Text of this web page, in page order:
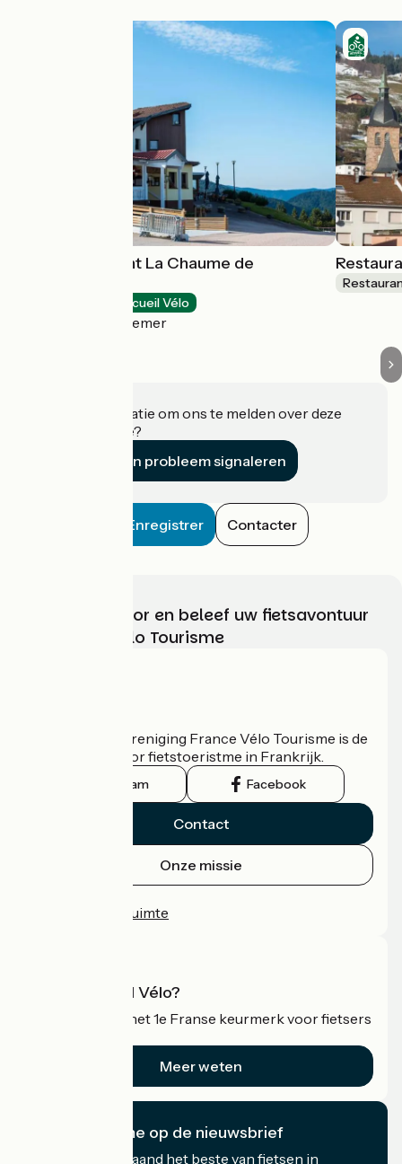
Hôtel-restaurant La Chaume de
Accueil Vélo
Xonrupt-Longemer
Heeft u informatie om ons te melden over deze
accommodatie?
Een probleem signaleren
Enregistrer Contacter
Kies, bereid voor en beleef uw fietsavontuur
met France Vélo Tourisme
De nationale vereniging France Vélo Tourisme is de
officiële gids voor fietstoeristme in Frankrijk.
Instagram Facebook
Contact
Onze missie
Professionele ruimte
Wat is Accueil Vélo?
Accueil Vélo is het 1e Franse keurmerk voor fietsers
Meer weten
Ik abonneer me op de nieuwsbrief
Ontvang elke maand het beste van fietsen in